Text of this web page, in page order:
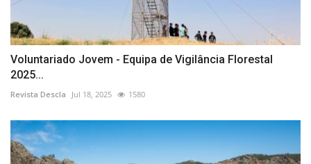
Voluntariado Jovem - Equipa de Vigilância Florestal
2025...
Revista Descla Jul 18, 2025 1580